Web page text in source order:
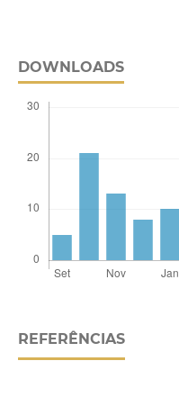
DOWNLOADS
REFERÊNCIAS